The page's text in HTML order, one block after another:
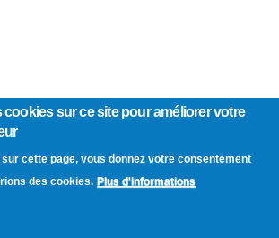
sur ce site pour améliorer votre
cette page, vous donnez votre consentement
des cookies. Plus d'informations